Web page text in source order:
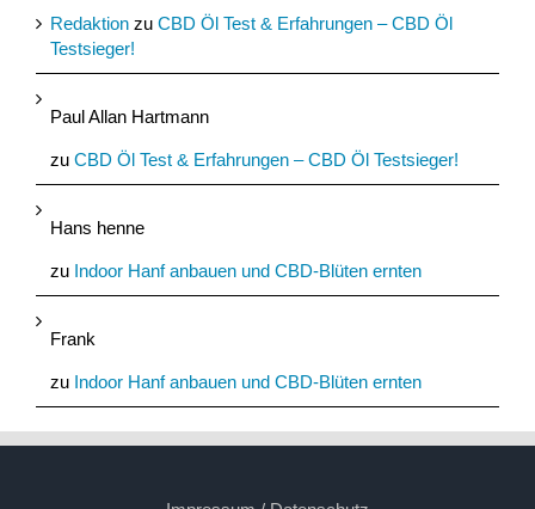
Redaktion zu CBD Öl Test & Erfahrungen – CBD Öl
Testsieger!
Paul Allan Hartmann
zu CBD Öl Test & Erfahrungen – CBD Öl Testsieger!
Hans henne
zu Indoor Hanf anbauen und CBD-Blüten ernten
Frank
zu Indoor Hanf anbauen und CBD-Blüten ernten